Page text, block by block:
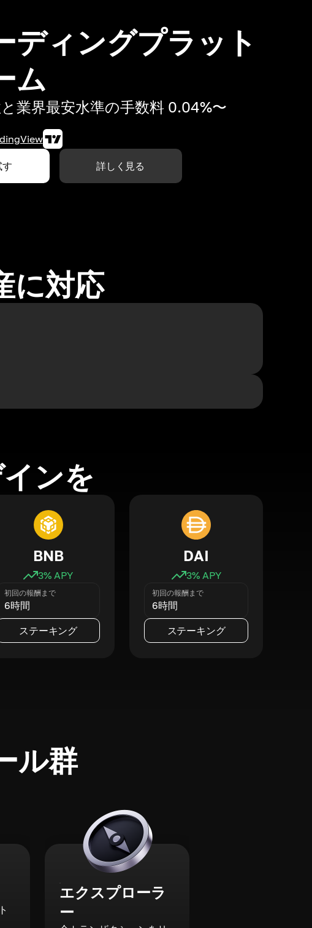
ディングプラット
ム
業界最安水準の手数料 0.04%〜
す 詳しく見る
に対応
ンを
BNB
3% APY
初回の報酬まで
6時間
ステーキング
DAI
3% APY
初回の報酬まで
6時間
ステーキング
ル群
エクスプローラ
ー